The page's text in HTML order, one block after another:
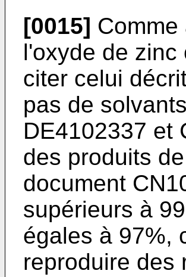
[0015]
l'oxyde de zinc
citer celui
pas de
DE4102337 et
des produits
document
supérieurs à
égales à 97%,
reproduire des